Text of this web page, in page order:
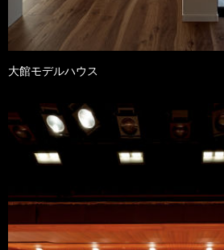
大館モデルハウス